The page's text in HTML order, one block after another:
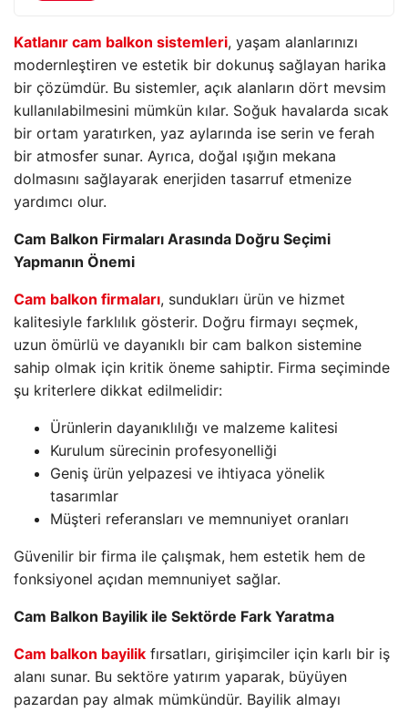
Katlanır cam balkon sistemleri, yaşam alanlarınızı
modernleştiren ve estetik bir dokunuş sağlayan harika
bir çözümdür. Bu sistemler, açık alanların dört mevsim
kullanılabilmesini mümkün kılar. Soğuk havalarda sıcak
bir ortam yaratırken, yaz aylarında ise serin ve ferah
bir atmosfer sunar. Ayrıca, doğal ışığın mekana
dolmasını sağlayarak enerjiden tasarruf etmenize
yardımcı olur.
Cam Balkon Firmaları Arasında Doğru Seçimi
Yapmanın Önemi
Cam balkon firmaları, sundukları ürün ve hizmet
kalitesiyle farklılık gösterir. Doğru firmayı seçmek,
uzun ömürlü ve dayanıklı bir cam balkon sistemine
sahip olmak için kritik öneme sahiptir. Firma seçiminde
şu kriterlere dikkat edilmelidir:
Ürünlerin dayanıklılığı ve malzeme kalitesi
Kurulum sürecinin profesyonelliği
Geniş ürün yelpazesi ve ihtiyaca yönelik
tasarımlar
Müşteri referansları ve memnuniyet oranları
Güvenilir bir firma ile çalışmak, hem estetik hem de
fonksiyonel açıdan memnuniyet sağlar.
Cam Balkon Bayilik ile Sektörde Fark Yaratma
Cam balkon bayilik fırsatları, girişimciler için karlı bir iş
alanı sunar. Bu sektöre yatırım yaparak, büyüyen
pazardan pay almak mümkündür. Bayilik almayı